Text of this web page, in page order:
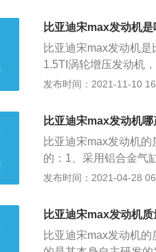
东西。随着二胎政策
品牌旗下有不少mpv
可以去当地的4s店看
彰显了比亚迪的风格
让前脸看起来更加霸
彰，搭配合理。全新
一代宋搭载12.8英寸8
尽有。新车还搭载的
元左右就可以保养一次
比亚迪宋max发动机
比亚迪宋max发动机
1.5TI涡轮增压发动机
体等技术。外观方面
分的变化在于增加了
性搪塑材质、黑色钢
典雅的黑棕配色也为
高清CarPad是宋MAX
面，宋MAX的1.5TI直
峰值扭矩为240Nm/
的扶持下，动力输出
发布时间：2021-11-10
比亚迪宋max发动机哪
比亚迪宋max发动机
的：1、采用铝合金气
进的涡轮增压缸直喷
发布时间：2021-04-28
比亚迪宋max发动机
比亚迪宋max发动机